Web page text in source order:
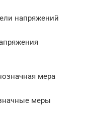
напряжений
мера
меры